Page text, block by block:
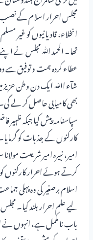
مجلس احرار اسلام کے نصب
انخلاء، قادیانیوں کو غیر
تھا۔ الحمد ﷲ مجلس نے
عطاء کردہ ہمت و توفیق سے
شآء اﷲ ایک دن وطن عزیز
بھی کامیابی حاصل کر لے
سپاسنامہ پیش کیا جبکہ
کارکنوں کے جذبات کو
امیر، نبیرہ امیر شریعت
کرتے ہوئے احرار کارکنوں
اسلام برصغیر کی وہ پہلی
لیے علم احرار بلند کیا۔
باب نا مکمل ہے، انہوں نے